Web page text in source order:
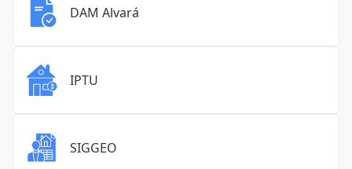
DAM Alvará
IPTU
SIGGEO